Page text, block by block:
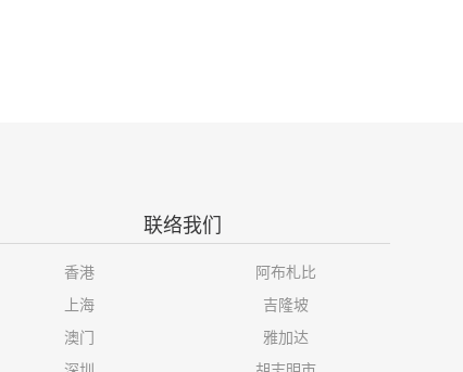
联络我们
香港
上海
澳门
阿布札比
吉隆坡
雅加达